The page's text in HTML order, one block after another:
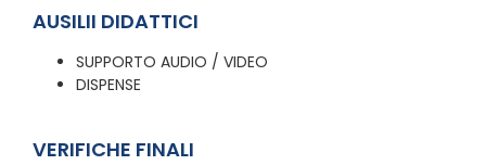
AUSILII DIDATTICI
SUPPORTO AUDIO / VIDEO
DISPENSE
VERIFICHE FINALI